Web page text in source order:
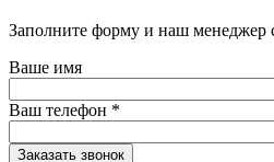
Заполните форму и наш менеджер
Ваше имя
Ваш телефон *